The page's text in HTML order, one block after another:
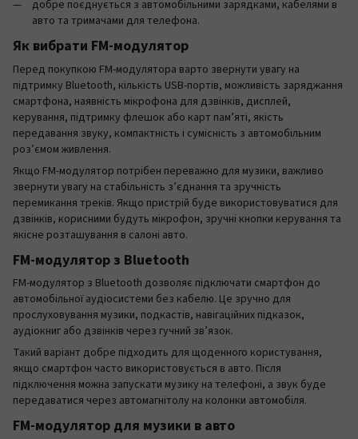
добре поєднується з автомобільними зарядками, кабелями в
авто та тримачами для телефона.
Як вибрати FM-модулятор
Перед покупкою FM-модулятора варто звернути увагу на
підтримку Bluetooth, кількість USB-портів, можливість заряджання
смартфона, наявність мікрофона для дзвінків, дисплей,
керування, підтримку флешок або карт пам’яті, якість
передавання звуку, компактність і сумісність з автомобільним
роз’ємом живлення.
Якщо FM-модулятор потрібен переважно для музики, важливо
звернути увагу на стабільність з’єднання та зручність
перемикання треків. Якщо пристрій буде використовуватися для
дзвінків, корисними будуть мікрофон, зручні кнопки керування та
якісне розташування в салоні авто.
FM-модулятор з Bluetooth
FM-модулятор з Bluetooth дозволяє підключати смартфон до
автомобільної аудіосистеми без кабелю. Це зручно для
прослуховування музики, подкастів, навігаційних підказок,
аудіокниг або дзвінків через гучний зв’язок.
Такий варіант добре підходить для щоденного користування,
якщо смартфон часто використовується в авто. Після
підключення можна запускати музику на телефоні, а звук буде
передаватися через автомагнітолу на колонки автомобіля.
FM-модулятор для музики в авто